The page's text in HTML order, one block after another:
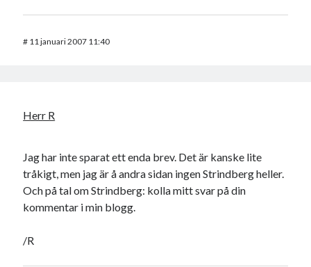
# 11 januari 2007 11:40
Herr R
Jag har inte sparat ett enda brev. Det är kanske lite
tråkigt, men jag är å andra sidan ingen Strindberg heller.
Och på tal om Strindberg: kolla mitt svar på din
kommentar i min blogg.
/R